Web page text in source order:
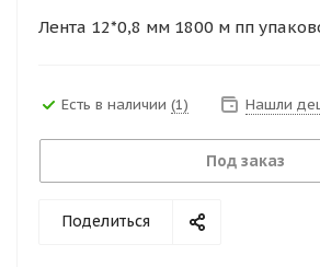
Лента 12*0,8 мм 1800 м пп
Есть в наличии (1) Нашли
Под заказ
Поделиться